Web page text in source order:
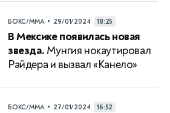
БОКС/ММА • 29/01/2024 18:25
В Мексике появилась новая
звезда. Мунгия нокаутировал
Райдера и вызвал «Канело»
БОКС/ММА • 27/01/2024 16:52